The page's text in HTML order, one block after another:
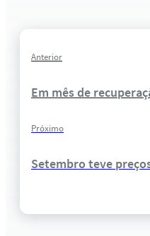
Anterior
Em mês de
Próximo
Setembro teve